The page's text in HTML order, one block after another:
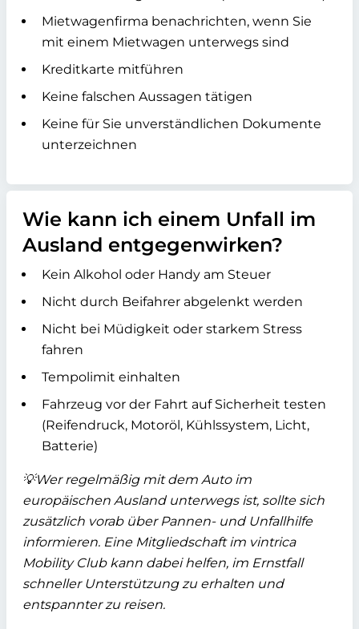
Mietwagenfirma benachrichten, wenn Sie
mit einem Mietwagen unterwegs sind
Kreditkarte mitführen
Keine falschen Aussagen tätigen
Keine für Sie unverständlichen Dokumente
unterzeichnen
Wie kann ich einem Unfall im
Ausland entgegenwirken?
Kein Alkohol oder Handy am Steuer
Nicht durch Beifahrer abgelenkt werden
Nicht bei Müdigkeit oder starkem Stress
fahren
Tempolimit einhalten
Fahrzeug vor der Fahrt auf Sicherheit testen
(Reifendruck, Motoröl, Kühlssystem, Licht,
Batterie)
💡Wer regelmäßig mit dem Auto im
europäischen Ausland unterwegs ist, sollte sich
zusätzlich vorab über Pannen- und Unfallhilfe
informieren. Eine Mitgliedschaft im vintrica
Mobility Clubkann dabeihelfen, im Ernstfall
schneller Unterstützung zu erhalten und
entspannter zu reisen.